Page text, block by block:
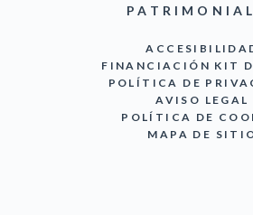
FINANCIACIÓN KIT
POLÍTICA DE
AVISO LEGAL
POLÍTICA DE
MAPA DE